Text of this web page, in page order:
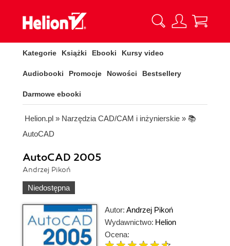
Kategorie Książki Ebooki Kursy video
Audiobooki Promocje Nowości Bestsellery
Darmowe ebooki
Helion.pl » Narzędzia CAD/CAM i inżynierskie » 📚
AutoCAD
AutoCAD 2005
Andrzej Pikoń
Niedostępna
Autor: Andrzej Pikoń
Wydawnictwo: Helion
Ocena: